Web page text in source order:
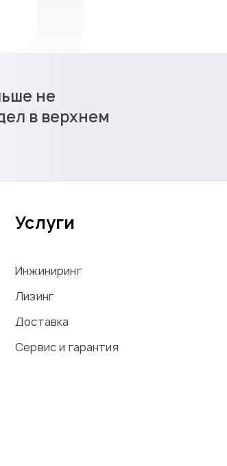
не
в верхнем
Услуги
Инжиниринг
Лизинг
Доставка
Сервис и гарантия